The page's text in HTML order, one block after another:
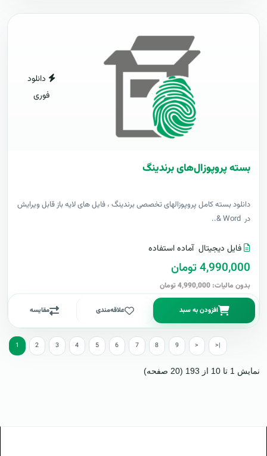
دانلود
فوری
بسته پروپوزال‌های برندینگ
دانلود بسته کامل پروپوزالهای تخصصی برندینگ ، فایل های لایه باز قابل ویرایش
در Word &..
فایل دیجیتال آماده استفاده
4,990,000 تومان
بدون مالیات: 4,990,000 تومان
افزودن به سبد علاقه‌مندی مقایسه
1 2 3 4 5 6 7 8 9 > >|
نمایش 1 تا 10 از 193 (20 صفحه)